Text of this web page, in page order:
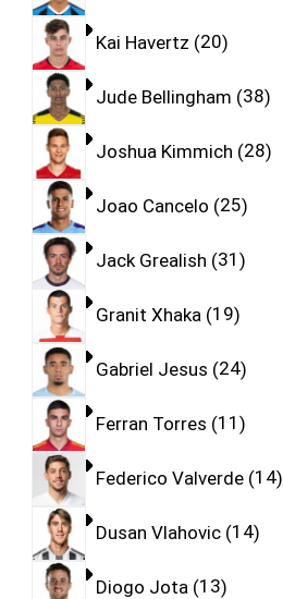
Kai Havertz 20
Jude Bellingham 38
Joshua Kimmich 28
Joao Cancelo 25
Jack Grealish 31
Granit Xhaka 19
Gabriel Jesus 24
Ferran Torres 11
Federico Valverde 14
Dusan Vlahovic 14
Diogo Jota 13